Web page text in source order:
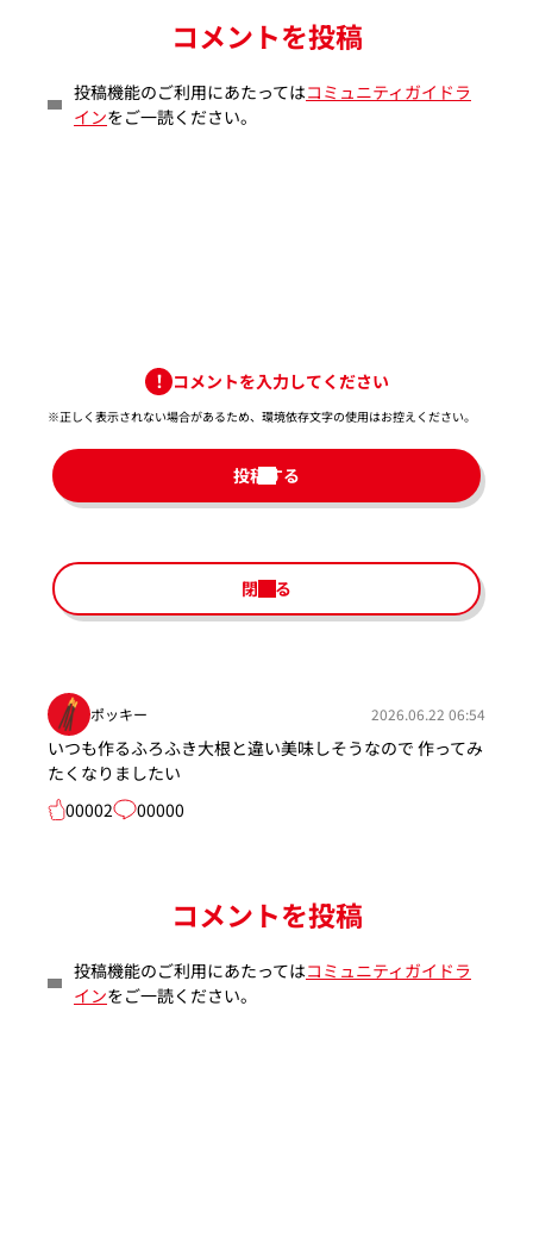
コメントを投稿
投稿機能のご利用にあたってはコミュニティガイドラ
インをご一読ください。
コメントを入力してください
※正しく表示されない場合があるため、環境依存文字の使用はお控えください。​
投稿する
閉じる
ポッキー 2026.06.22 06:54
いつも作るふろふき大根と違い美味しそうなので 作ってみ
たくなりましたい
00002
00000
コメントを投稿
投稿機能のご利用にあたってはコミュニティガイドラ
インをご一読ください。